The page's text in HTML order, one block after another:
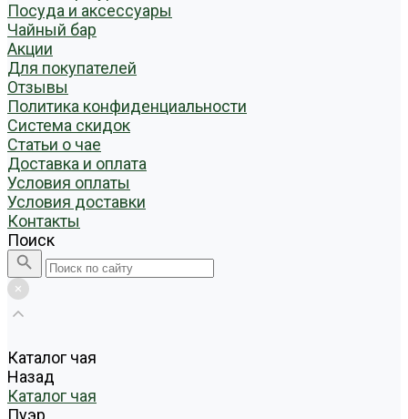
Посуда и аксессуары
Чайный бар
Акции
Для покупателей
Отзывы
Политика конфиденциальности
Система скидок
Статьи о чае
Доставка и оплата
Условия оплаты
Условия доставки
Контакты
Поиск
Каталог чая
Назад
Каталог чая
Пуэр